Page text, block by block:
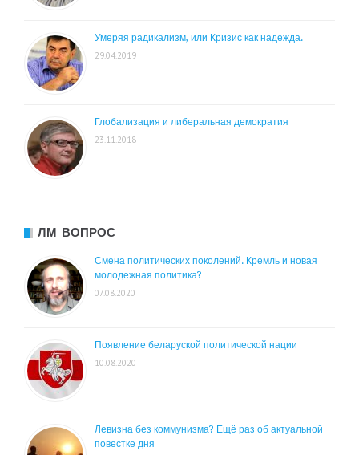
Умеряя радикализм, или Кризис как надежда.
29.04.2019
Глобализация и либеральная демократия
23.11.2018
ЛМ-ВОПРОС
Смена политических поколений. Кремль и новая
молодежная политика?
07.08.2020
Появление беларуской политической нации
10.08.2020
Левизна без коммунизма? Ещё раз об актуальной
повестке дня